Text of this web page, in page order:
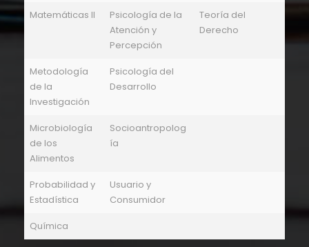
Matemáticas II
Psicología de la
Atención y
Percepción
Teoría del
Derecho
Metodología
de la
Investigación
Psicología del
Desarrollo
Microbiología
de los
Alimentos
Socioantropolog
ía
Probabilidad y
Estadística
Usuario y
Consumidor
Química